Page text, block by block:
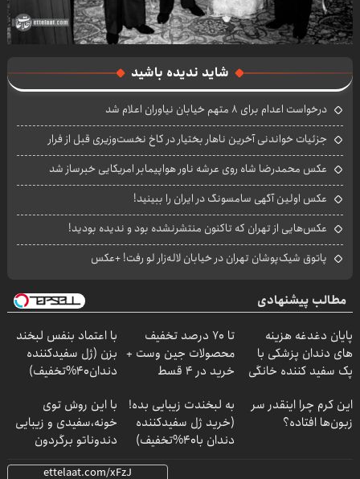
شاید ندیده باشید
درخواست اعدام برای ۸ متهم خیابان نیاوران اعلام شد
جزئیات خواندنی آخرین ناهار بختیار در کاخ نخست‌وزیری قبل از فرار
عکس محمدرضا شاه روی عرشه ناور هواپیمابر امریکایی خبرساز شد
عکس اولین آگهی سامسونگ در ایران را ببینید!
عکس‌هایی از تهران که تاکنون منتشرنشده بود و ندیده بودید!
پاتوق شیک‌پوشان تهران در خیابان لاله‌زار لو رفت! +عکس
مطالب پیشنهادی
پایان دغدغه هزینه
های دندان پزشکی با
پک سفید کننده خانگی
تا 70 درصد تخفیف
محصولات جین وست +
خرید در 4 قسط
با اعتماد بنفس لبخند
بزن (ژل سفیدکننده
دندان40%تخفیف)
این کرم چرا اینقدر سر
زبون‌ها افتاده؟
به لبخندت زیبایی بده!
(خرید ژل سفیدکننده
دندان با40%تخفیف)
با این روش توی
خونه،سفیدی و زیبایی
دندوناتو برگردون